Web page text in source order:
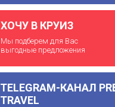
ХОЧУ В КРУИЗ
Мы подберем для Вас
выгодные предложения
TELEGRAM-КАНАЛ
TRAVEL